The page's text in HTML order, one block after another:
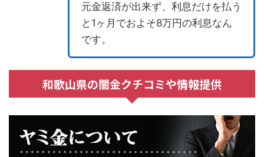
元金返済が出来ず、利息だけを払う
と1ヶ月でおよそ8万円の利息なん
です。
和歌山県の闇金クチコミや情報提供